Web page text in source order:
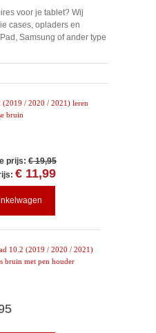
voor je tablet? Wij
cases, opladers en
Samsung of ander type
(2019 / 2020 / 2021) leren
bruin
prijs: € 19,95
€ 11,99
10.2 (2019 / 2020 / 2021)
bruin met pen houder